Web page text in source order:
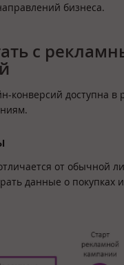
бизнеса.
с
конверсий доступна
от обычной
данные о покупках